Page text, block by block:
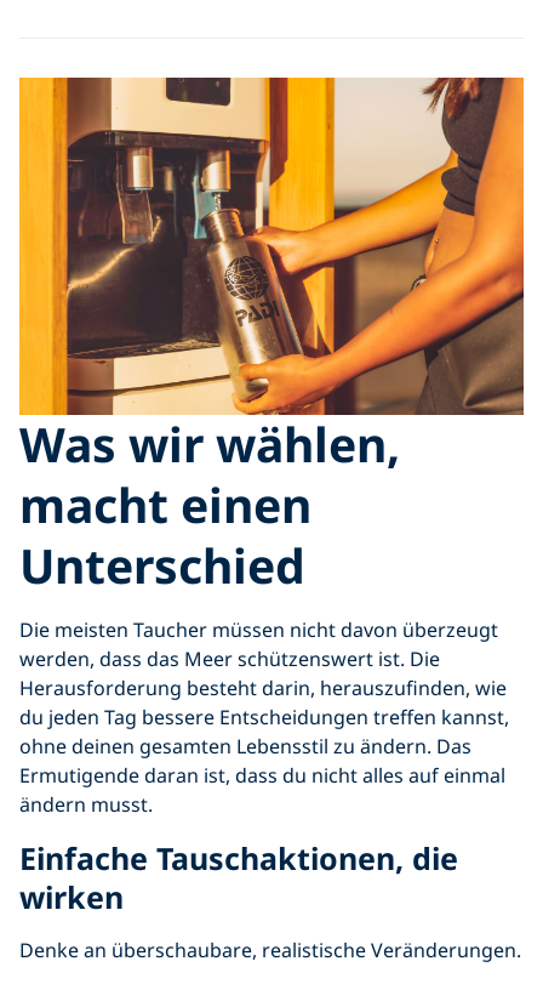
Was wir wählen,
macht einen
Unterschied
Die meisten Taucher müssen nicht davon überzeugt
werden, dass das Meer schützenswert ist. Die
Herausforderung besteht darin, herauszufinden, wie
du jeden Tag bessere Entscheidungen treffen kannst,
ohne deinen gesamten Lebensstil zu ändern. Das
Ermutigende daran ist, dass du nicht alles auf einmal
ändern musst.
Einfache Tauschaktionen, die
wirken
Denke an überschaubare, realistische Veränderungen.